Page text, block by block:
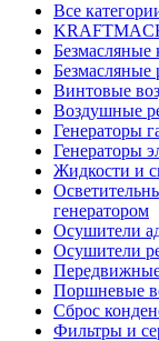
Все
Безмасляные
Безмасляные
Винтовые
Воздушные
Генераторы
Генераторы
Жидкости и
генератором
Осушители
Осушители
Поршневые
Сброс
Фильтры и